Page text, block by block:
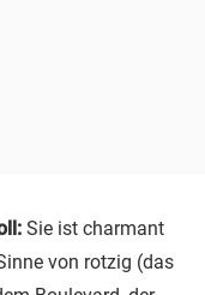
Sie ist charmant
von rotzig (das